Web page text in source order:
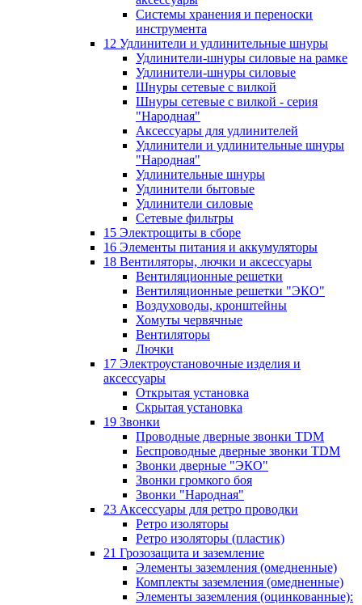
Системы хранения и переноски
инструмента
12 Удлинители и удлинительные шнуры
Удлинители-шнуры силовые на рамке
Удлинители-шнуры силовые
Шнуры сетевые с вилкой
Шнуры сетевые с вилкой - серия
"Народная"
Аксессуары для удлинителей
Удлинители и удлинительные шнуры
"Народная"
Удлинительные шнуры
Удлинители бытовые
Удлинители силовые
Сетевые фильтры
15 Электрощиты в сборе
16 Элементы питания и аккумуляторы
18 Вентиляторы, лючки и аксессуары
Вентиляционные решетки
Вентиляционные решетки "ЭКО"
Воздуховоды, кронштейны
Хомуты червячные
Вентиляторы
Лючки
17 Электроустановочные изделия и
аксессуары
Открытая установка
Скрытая установка
19 Звонки
Проводные дверные звонки TDM
Беспроводные дверные звонки TDM
Звонки дверные "ЭКО"
Звонки громкого боя
Звонки "Народная"
23 Аксессуары для ретро проводки
Ретро изоляторы
Ретро изоляторы (пластик)
21 Грозозащита и заземление
Элементы заземления (омедненные)
Комплекты заземления (омедненные)
Элементы заземления (оцинкованные):